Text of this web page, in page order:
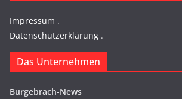
Impressum .
Datenschutzerklärung .
Das Unternehmen
Burgebrach-News